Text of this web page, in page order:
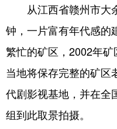
城市 旅游
公益 一带一路
文化产业
从江西省赣州市大
钟，一片富有年代感的
繁忙的矿区，2002年矿
当地将保存完整的矿区
代剧影视基地，并在全
组到此取景拍摄。